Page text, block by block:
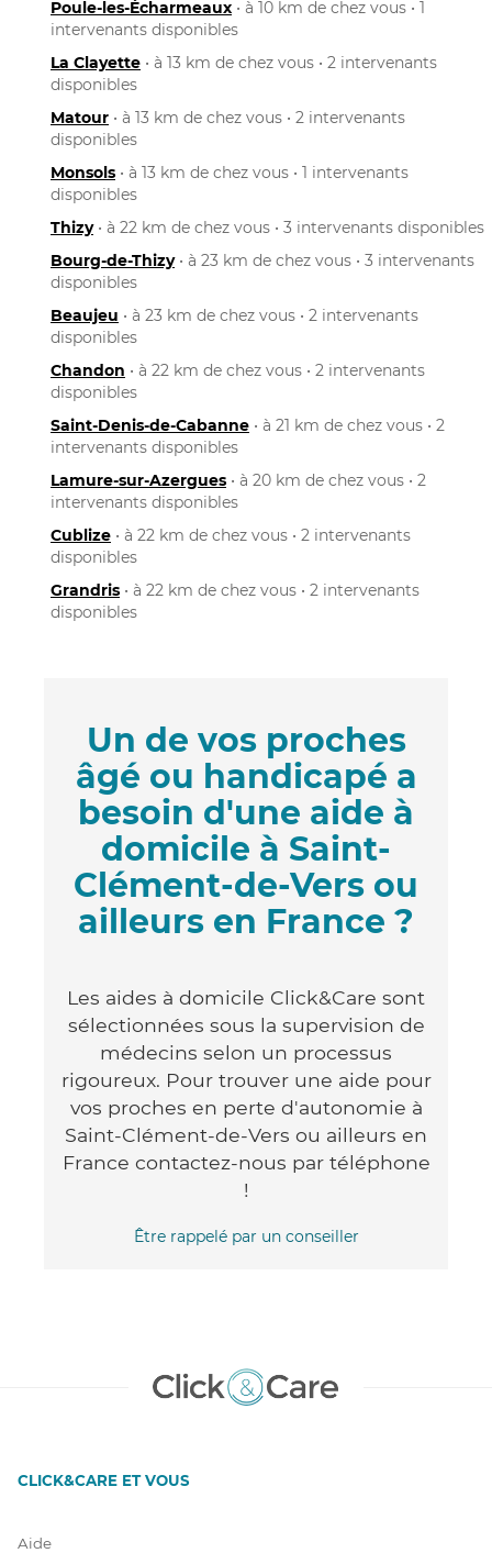
Poule-les-Écharmeaux • à 10 km de chez vous • 1
intervenants disponibles
La Clayette • à 13 km de chez vous • 2 intervenants
disponibles
Matour • à 13 km de chez vous • 2 intervenants
disponibles
Monsols • à 13 km de chez vous • 1 intervenants
disponibles
Thizy• à 22 km de chez vous • 3 intervenants disponibles
Bourg-de-Thizy• à 23 km de chez vous • 3 intervenants
disponibles
Beaujeu • à 23 km de chez vous • 2 intervenants
disponibles
Chandon • à 22 km de chez vous • 2 intervenants
disponibles
Saint-Denis-de-Cabanne • à 21 km de chez vous • 2
intervenants disponibles
Lamure-sur-Azergues • à 20 km de chez vous • 2
intervenants disponibles
Cublize • à 22 km de chez vous • 2 intervenants
disponibles
Grandris • à 22 km de chez vous • 2 intervenants
disponibles
Un de vos proches
âgé ou handicapé a
besoin d'une aide à
domicile à Saint-
Clément-de-Vers ou
ailleurs en France ?
Les aides à domicile Click&Care sont
sélectionnées sous la supervision de
médecins selon un processus
rigoureux. Pour trouver une aide pour
vos proches en perte d'autonomie à
Saint-Clément-de-Vers ou ailleurs en
France contactez-nous par téléphone
!
Être rappelé par un conseiller
CLICK&CARE ET VOUS
Aide